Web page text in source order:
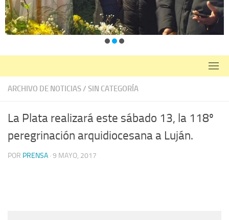
ARCHIVO DE NOTICIAS/ SIN CATEGORÍA
La Plata realizará este sábado 13, la 118º
peregrinación arquidiocesana a Luján.
POR PRENSA · 9 MAYO, 2017